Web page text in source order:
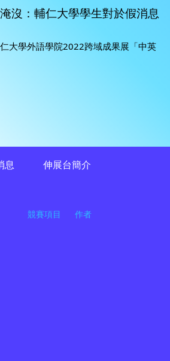
沒：輔仁大學學生對於假消息
大學外語學院2022跨域成果展「中英
競賽項目 作者
息 伸展台簡介